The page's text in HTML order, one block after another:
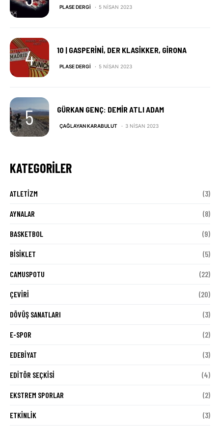
PLASE DERGI 5 NISAN 2023
10 | GASPERINI, DER KLASIKKER, GIRONA
PLASE DERGI 5 NISAN 2023
GÜRKAN GENÇ: DEMIR ATLI ADAM
ÇAĞLAYAN KARABULUT 3 NISAN 2023
KATEGORILER
ATLETIZM (3)
AYNALAR (8)
BASKETBOL (9)
BISIKLET (5)
CAMUSPOTU (22)
ÇEVIRI (20)
DÖVÜŞ SANATLARI (3)
E-SPOR (2)
EDEBIYAT (3)
EDITÖR SEÇKISI (4)
EKSTREM SPORLAR (2)
ETKINLIK (3)